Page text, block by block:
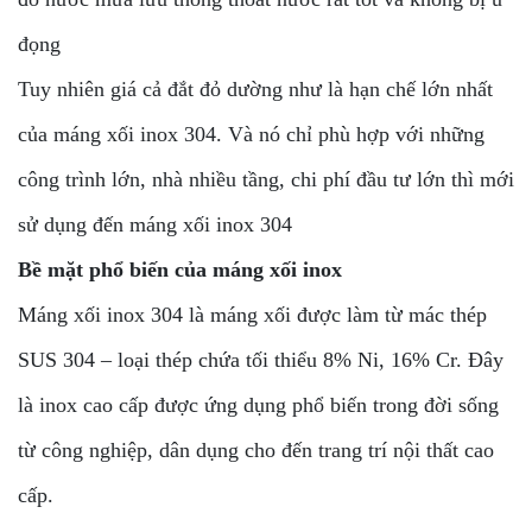
đọng
Tuy nhiên giá cả đắt đỏ dường như là hạn chế lớn nhất
của máng xối inox 304. Và nó chỉ phù hợp với những
công trình lớn, nhà nhiều tầng, chi phí đầu tư lớn thì mới
sử dụng đến máng xối inox 304
Bề mặt phổ biến của máng xối inox
Máng xối inox 304 là máng xối được làm từ mác thép
SUS 304 – loại thép chứa tối thiểu 8% Ni, 16% Cr. Đây
là inox cao cấp được ứng dụng phổ biến trong đời sống
từ công nghiệp, dân dụng cho đến trang trí nội thất cao
cấp.